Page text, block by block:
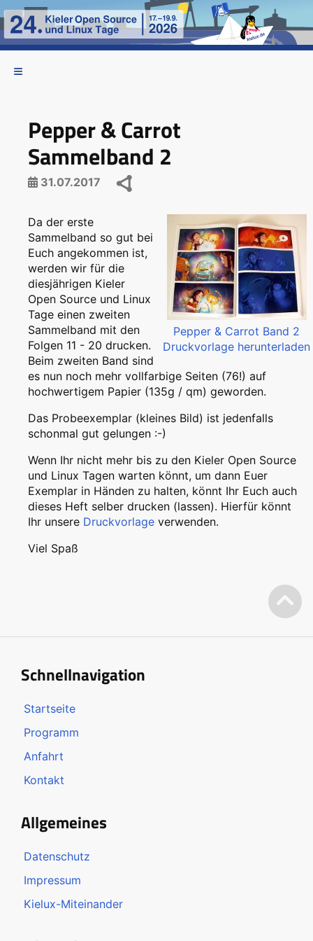
Pepper & Carrot
Sammelband 2
31.07.2017
Pepper & Carrot Band 2
Druckvorlage herunterladen
Da der erste
Sammelband so gut bei
Euch angekommen ist,
werden wir für die
diesjährigen Kieler
Open Source und Linux
Tage einen zweiten
Sammelband mit den
Folgen 11 - 20 drucken.
Beim zweiten Band sind
es nun noch mehr vollfarbige Seiten (76!) auf
hochwertigem Papier (135g / qm) geworden.
Das Probeexemplar (kleines Bild) ist jedenfalls
schonmal gut gelungen :-)
Wenn Ihr nicht mehr bis zu den Kieler Open Source
und Linux Tagen warten könnt, um dann Euer
Exemplar in Händen zu halten, könnt Ihr Euch auch
dieses Heft selber drucken (lassen). Hierfür könnt
Ihr unsere Druckvorlage verwenden.
Viel Spaß
Schnellnavigation
Startseite
Programm
Anfahrt
Kontakt
Allgemeines
Datenschutz
Impressum
Kielux-Miteinander